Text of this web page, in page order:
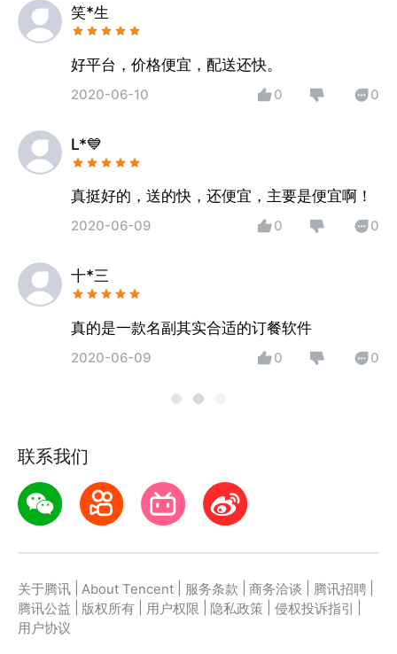
笑*生
好平台，价格便宜，配送还快。
2020-06-10 0 0
L*💙
真挺好的，送的快，还便宜，主要是便宜啊！
2020-06-09 0 0
十*三
真的是一款名副其实合适的订餐软件
2020-06-09 0 0
联系我们
关于腾讯 About Tencent 服务条款 商务洽谈 腾讯招聘
腾讯公益
版权所有 用户权限 隐私政策 侵权投诉指引
用户协议